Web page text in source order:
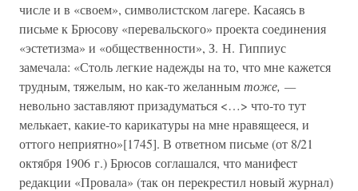
числе и в «своем», символистском лагере. Касаясь в
письме к Брюсову «перевальского» проекта соединения
«эстетизма» и «общественности», З. Н. Гиппиус
замечала: «Столь легкие надежды на то, что мне кажется
трудным, тяжелым, но как-то желаннымтоже, —
невольно заставляют призадуматься <…> что-то тут
мелькает, какие-то карикатуры на мне нравящееся, и
оттого неприятно»[1745]. В ответном письме (от 8/21
октября 1906 г.) Брюсов соглашался, что манифест
редакции «Провала» (так он перекрестил новый журнал)